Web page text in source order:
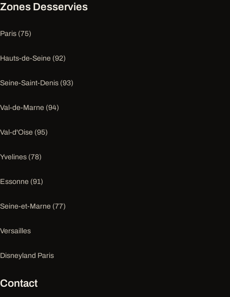
Zones Desservies
Paris (75)
Hauts-de-Seine (92)
Seine-Saint-Denis (93)
Val-de-Marne (94)
Val-d'Oise (95)
Yvelines (78)
Essonne (91)
Seine-et-Marne (77)
Versailles
Disneyland Paris
Contact